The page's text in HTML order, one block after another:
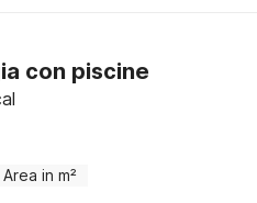
con piscine
in m²